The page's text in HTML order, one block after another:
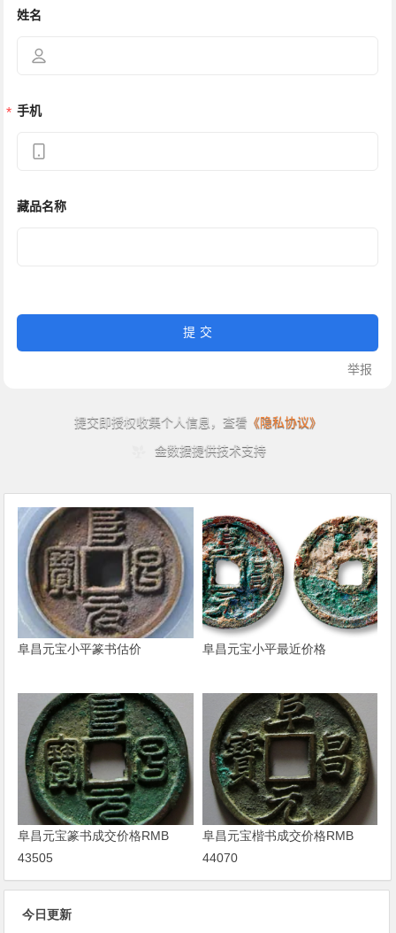
阜昌元宝小平篆书估价 阜昌元宝小平最近价格
阜昌元宝篆书成交价格RMB
43505
阜昌元宝楷书成交价格RMB
44070
今日更新